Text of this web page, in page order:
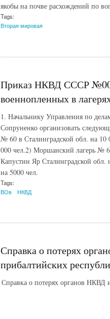
якобы на почве расхождений по
Tags:
Вторая мировая
Приказ НКВД СССР
военнопленных в
1. Начальнику Управления по
Сопруненко организовать
№ 60 в Сталинградской обл. на 10
000 чел.2) Моршанский лагерь №
Капустин Яр Сталинградской обл.
на 5000 чел.
Tags:
ВОв
НКВД
Справка о потерях
прибалтийских
Справка о потерях органов НКВД